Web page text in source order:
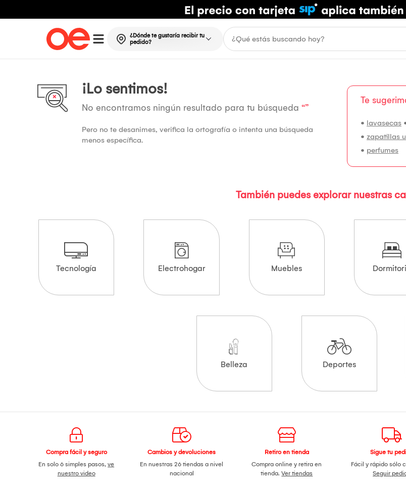
¿Dónde te gustaría recibir tu
pedido?
¡Lo sentimos!
No encontramos ningún resultado para tu búsqueda “”
Pero no te desanimes, verifica la ortografía o intenta una búsqueda
menos específica.
Te
• lavasecas
• zapatillas
• perfumes
También puedes explorar nuestras
Tecnología Electrohogar Muebles
Belleza Deportes
Compra fácil y seguro
En solo 6 simples pasos,ve
nuestro video
Cambios y devoluciones
En nuestras 26 tiendas a nivel
nacional
Retiro en tienda
Compra online y retira en
tienda.Ver tiendas
Sigue tu
Fácil y rápido sólo
Seguir